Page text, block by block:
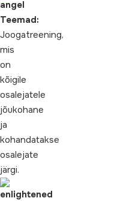
Teemad:
Joogatreening,
mis
on
kõigile
osalejatele
jõukohane
ja
kohandatakse
osalejate
järgi.